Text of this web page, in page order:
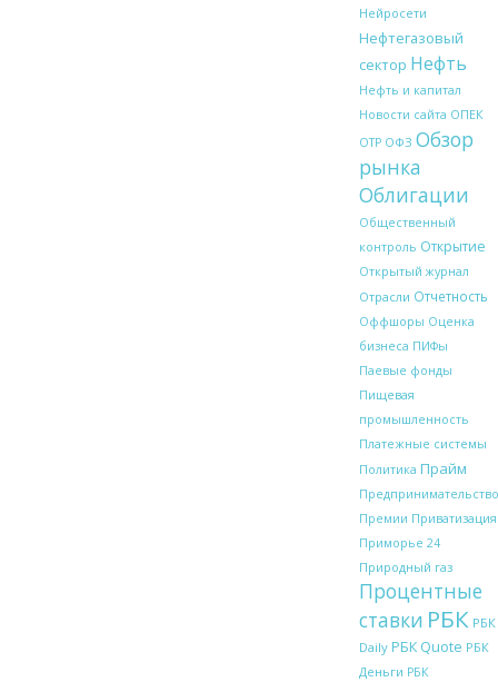
Нейросети
Нефтегазовый
сектор Нефть
Нефть и капитал
Новости сайта ОПЕК
ОТР ОФЗ Обзор
рынка
Облигации
Общественный
контроль Открытие
Открытый журнал
Отрасли Отчетность
Оффшоры Оценка
бизнеса ПИФы
Паевые фонды
Пищевая
промышленность
Платежные системы
Политика Прайм
Предпринимательство
Премии Приватизация
Приморье 24
Природный газ
Процентные
ставки РБК РБК
Daily РБК Quote РБК
Деньги РБК